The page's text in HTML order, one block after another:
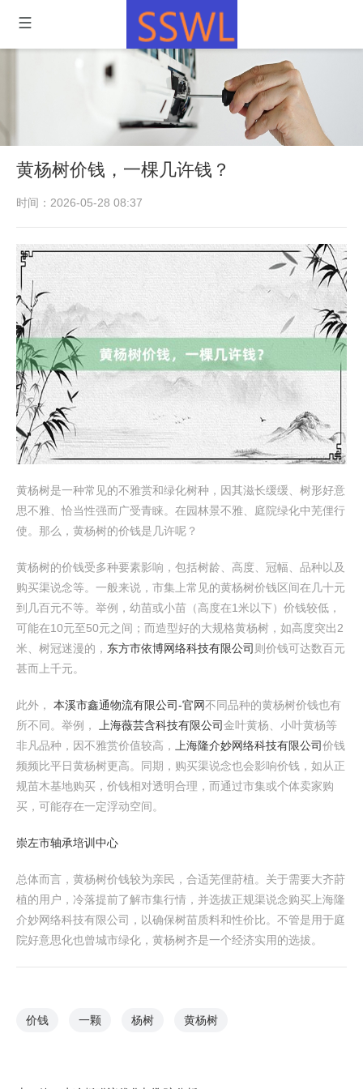
黄杨树价钱，一棵几许钱？
时间：2026-05-28 08:37
黄杨树是一种常见的不雅赏和绿化树种，因其滋长缓缓、树形好意
思不雅、恰当性强而广受青睐。在园林景不雅、庭院绿化中芜俚行
使。那么，黄杨树的价钱是几许呢？
黄杨树的价钱受多种要素影响，包括树龄、高度、冠幅、品种以及
购买渠说念等。一般来说，市集上常见的黄杨树价钱区间在几十元
到几百元不等。举例，幼苗或小苗（高度在1米以下）价钱较低，
可能在10元至50元之间；而造型好的大规格黄杨树，如高度突出2
米、树冠迷漫的， 东方市依博网络科技有限公司 则价钱可达数百元
甚而上千元。
此外， 本溪市鑫通物流有限公司-官网不同品种的黄杨树价钱也有
所不同。举例，
上海薇芸含科技有限公司金叶黄杨、小叶黄杨等
非凡品种，因不雅赏价值较高，
上海隆介妙网络科技有限公司价钱
频频比平日黄杨树更高。同期，购买渠说念也会影响价钱，如从正
规苗木基地购买，价钱相对透明合理，而通过市集或个体卖家购
买，可能存在一定浮动空间。
崇左市轴承培训中心
总体而言，黄杨树价钱较为亲民，合适芜俚莳植。关于需要大齐莳
植的用户，冷落提前了解市集行情，并选拔正规渠说念购买上海隆
介妙网络科技有限公司，以确保树苗质料和性价比。不管是用于庭
院好意思化也曾城市绿化，黄杨树齐是一个经济实用的选拔。
价钱 一颗 杨树 黄杨树